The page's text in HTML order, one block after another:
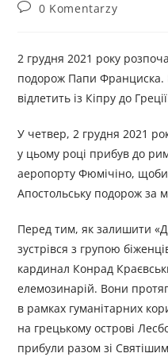
0 Komentarzy
2 грудня 2021 року
подорож Папи Франциска.
відлетить із Кіпру до
У четвер, 2 грудня 2021
у цьому році прибув до
аеропорту Фюмічіно,
Апостольську подорож за
Перед тим, як залишити
зустрівся з групою
кардинал Конрад
елемозинарій. Вони
в рамках гуманітарних
на грецькому острові
прибули разом зі